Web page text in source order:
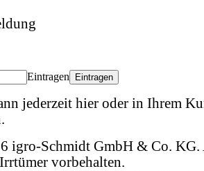
Eintragen Eintragen
jederzeit hier oder in Ihrem
igro-Schmidt GmbH & Co. KG.
vorbehalten.